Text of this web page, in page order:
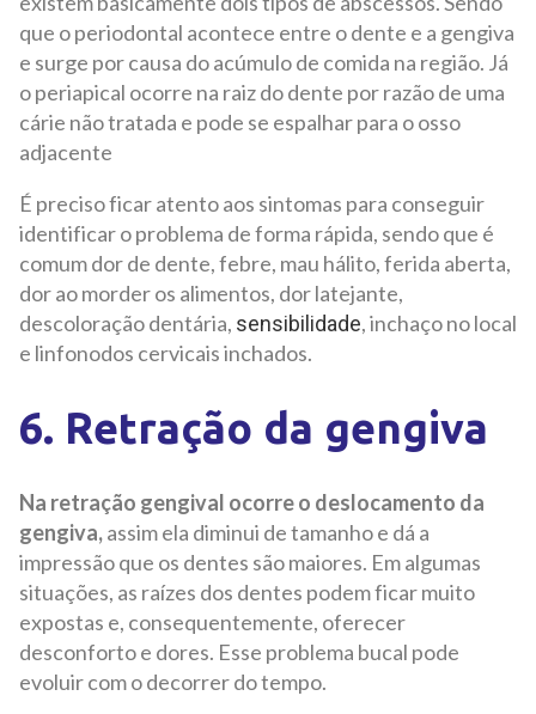
que o periodontal acontece entre o dente e a gengiva
e surge por causa do acúmulo de comida na região. Já
o periapical ocorre na raiz do dente por razão de uma
cárie não tratada e pode se espalhar para o osso
adjacente
É preciso ficar atento aos sintomas para conseguir
identificar o problema de forma rápida, sendo que é
comum dor de dente, febre, mau hálito, ferida aberta,
dor ao morder os alimentos, dor latejante,
descoloração dentária, sensibilidade, inchaço no local
e linfonodos cervicais inchados.
6. Retração da gengiva
Na retração gengival ocorre o deslocamento da
gengiva,assim ela diminui de tamanho e dá a
impressão que os dentes são maiores. Em algumas
situações, as raízes dos dentes podem ficar muito
expostas e, consequentemente, oferecer
desconforto e dores. Esse problema bucal pode
evoluir com o decorrer do tempo.